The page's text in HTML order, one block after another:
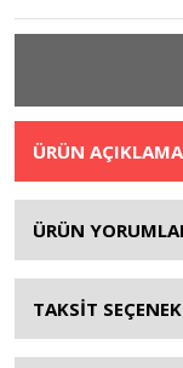
ÜRÜN
ÜRÜN
TAKSİT